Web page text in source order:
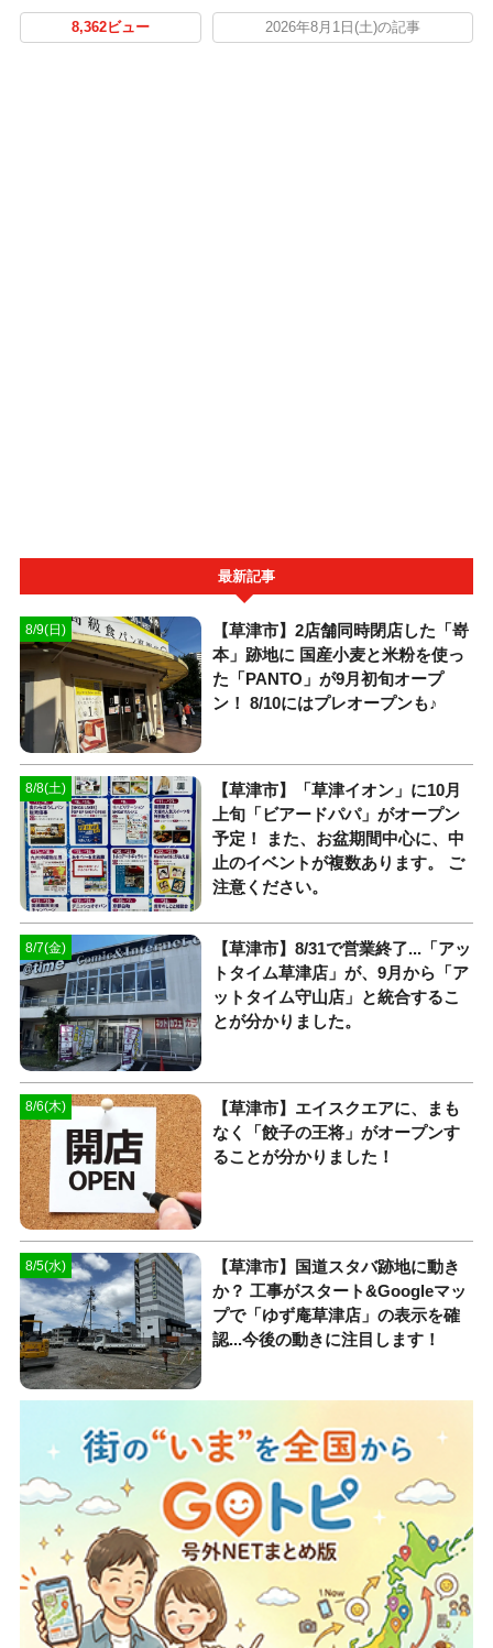
8,362ビュー 2026年8月1日(土)の記事
最新記事
8/9(日)
【草津市】2店舗同時閉店した「嵜
本」跡地に 国産小麦と米粉を使っ
た「PANTO」が9月初旬オープ
ン！ 8/10にはプレオープンも♪
8/8(土)
【草津市】「草津イオン」に10月
上旬「ビアードパパ」がオープン
予定！ また、お盆期間中心に、中
止のイベントが複数あります。 ご
注意ください。
8/7(金)
【草津市】8/31で営業終了...「アッ
トタイム草津店」が、9月から「ア
ットタイム守山店」と統合するこ
とが分かりました。
8/6(木)
【草津市】エイスクエアに、まも
なく「餃子の王将」がオープンす
ることが分かりました！
8/5(水)
【草津市】国道スタバ跡地に動き
か？ 工事がスタート&Googleマッ
プで「ゆず庵草津店」の表示を確
認...今後の動きに注目します！